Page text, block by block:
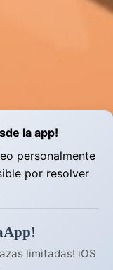
la app!
personalmente
por resolver
limitadas! iOS